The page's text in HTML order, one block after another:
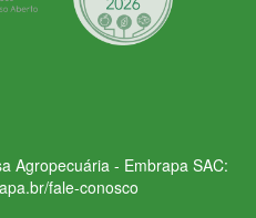
Agropecuária - Embrapa SAC:
fale-conosco